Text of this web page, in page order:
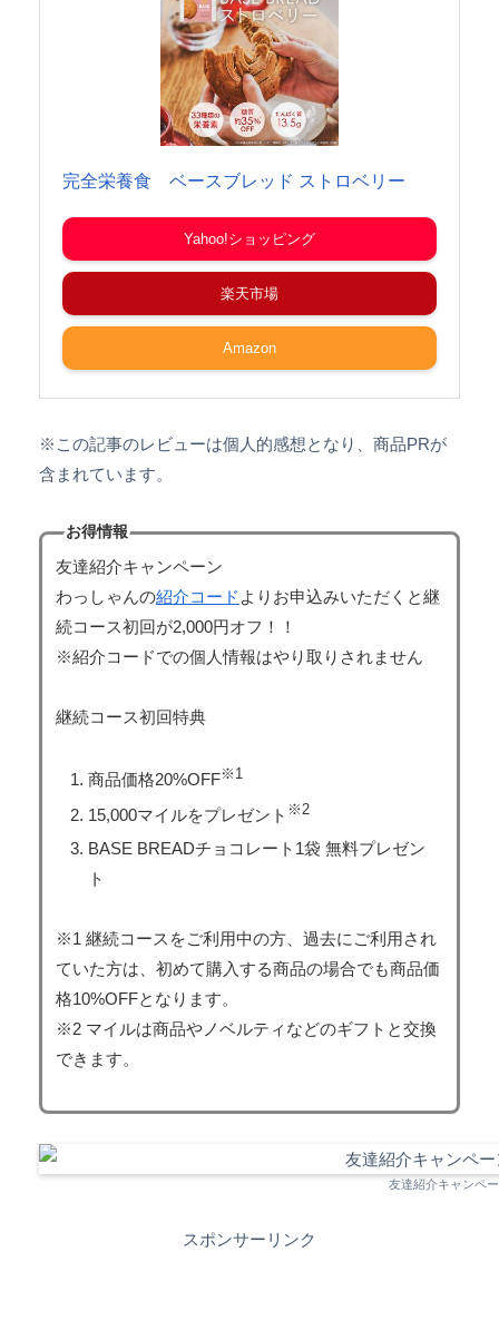
完全栄養食 ベースブレッド ストロベリー
Yahoo!ショッピング
楽天市場
Amazon
※この記事のレビューは個人的感想となり、商品PRが
含まれています。
お得情報
友達紹介キャンペーン
わっしゃんの紹介コード よりお申込みいただくと継
続コース初回が2,000円オフ！！
※紹介コードでの個人情報はやり取りされません
継続コース初回特典
商品価格20%OFF※1
15,000マイルをプレゼント ※2
BASE BREADチョコレート1袋 無料プレゼン
ト
※1 継続コースをご利用中の方、過去にご利用され
ていた方は、初めて購入する商品の場合でも商品価
格10%OFFとなります。
※2 マイルは商品やノベルティなどのギフトと交換
できます。
友達紹介キャンペ
スポンサーリンク